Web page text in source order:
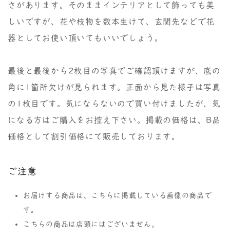
さがあります。そのままインテリアとして飾っても美
しいですが、花や枝物を数本生けて、玄関先などで花
器としてお使い頂いてもいいでしょう。
最後と最後から2枚目の写真でご確認頂けますが、底の
角に1箇所欠けが見られます。正面から見た様子は写真
の1枚目です。気にならないので買い付けましたが、気
になる方はご購入をお控え下さい。掲載の価格は、B品
価格として割引価格にて販売しております。
ご注意
お届けする商品は、こちらに掲載している画像の商品で
す。
こちらの商品は店頭にはございません。